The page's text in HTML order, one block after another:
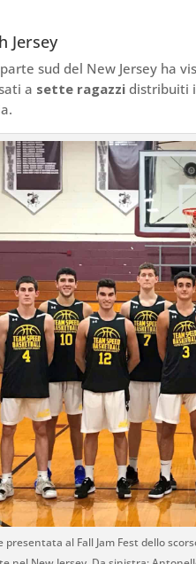
Jersey
sud del New Jersey ha
a sette ragazzi distribuiti
al Fall Jam Fest dello